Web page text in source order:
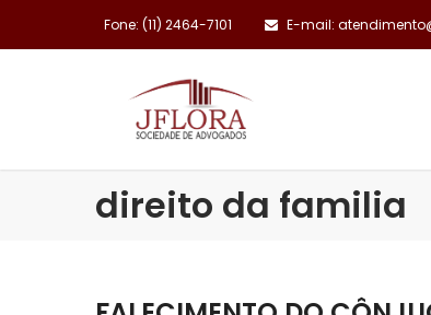
Fone: (11) 2464-7101 E-mail:
direito da familia